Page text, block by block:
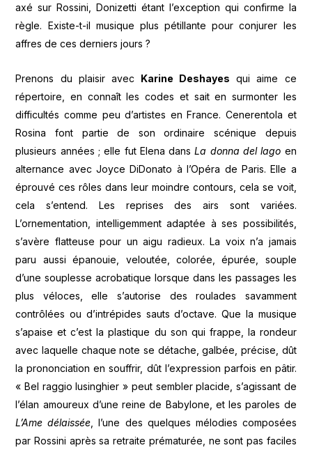
axé sur Rossini, Donizetti étant l’exception qui confirme la
règle. Existe-t-il musique plus pétillante pour conjurer les
affres de ces derniers jours ?
Prenons du plaisir avec Karine Deshayes qui aime ce
répertoire, en connaît les codes et sait en surmonter les
difficultés comme peu d’artistes en France. Cenerentola et
Rosina font partie de son ordinaire scénique depuis
plusieurs années ; elle fut Elena dansLa donna del lago en
alternance avec Joyce DiDonato à l’Opéra de Paris. Elle a
éprouvé ces rôles dans leur moindre contours, cela se voit,
cela s’entend. Les reprises des airs sont variées.
L’ornementation, intelligemment adaptée à ses possibilités,
s’avère flatteuse pour un aigu radieux. La voix n’a jamais
paru aussi épanouie, veloutée, colorée, épurée, souple
d’une souplesse acrobatique lorsque dans les passages les
plus véloces, elle s’autorise des roulades savamment
contrôlées ou d’intrépides sauts d’octave. Que la musique
s’apaise et c’est la plastique du son qui frappe, la rondeur
avec laquelle chaque note se détache, galbée, précise, dût
la prononciation en souffrir, dût l’expression parfois en pâtir.
« Bel raggio lusinghier » peut sembler placide, s’agissant de
l’élan amoureux d’une reine de Babylone, et les paroles de
L’Ame délaissée, l’une des quelques mélodies composées
par Rossini après sa retraite prématurée, ne sont pas faciles